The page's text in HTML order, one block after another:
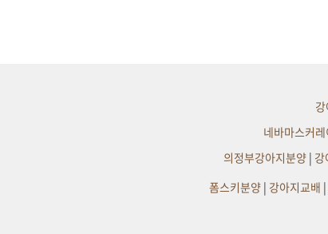
네바마스커
의정부강아지분양|
폼스키분양| 강아지교배 |